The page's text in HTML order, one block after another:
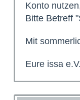
Konto
Bitte Betreff
Mit
Eure issa e.V.